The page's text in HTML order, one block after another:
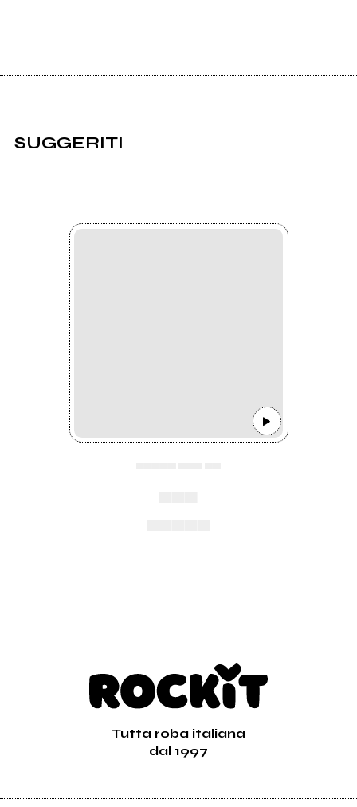
SUGGERITI
Tutta roba italiana
dal 1997